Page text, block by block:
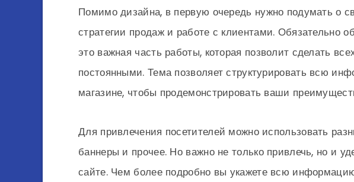
Помимо дизайна, в первую очередь нужно подумать о
стратегии продаж и работе с клиентами. Обязательно
это важная часть работы, которая позволит сделать
постоянными. Тема позволяет структурировать всю
магазине, чтобы продемонстрировать ваши
Для привлечения посетителей можно использовать
баннеры и прочее. Но важно не только привлечь, но и
сайте. Чем более подробно вы укажете всю